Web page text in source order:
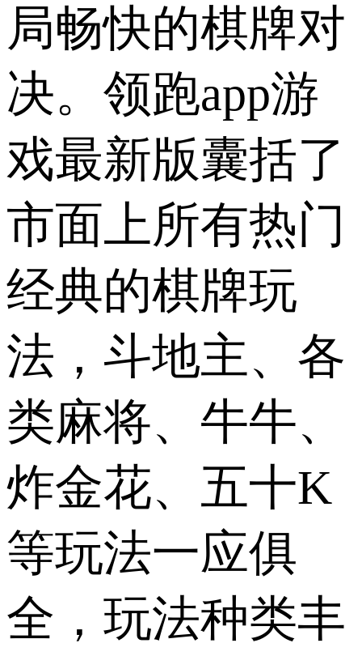
局畅快的棋牌对
决。领跑app游
戏最新版囊括了
市面上所有热门
经典的棋牌玩
法，斗地主、各
类麻将、牛牛、
炸金花、五十K
等玩法一应俱
全，玩法种类丰